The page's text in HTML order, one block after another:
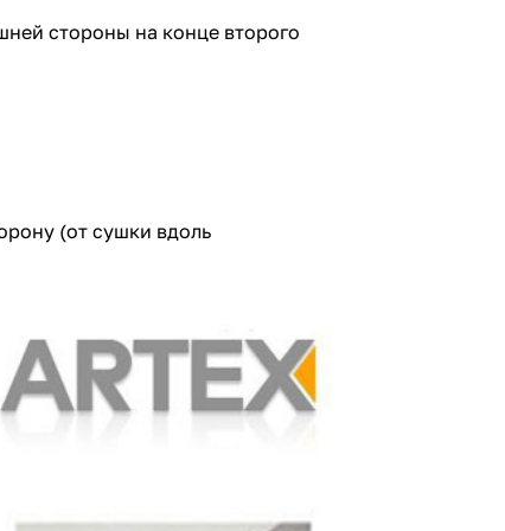
стороны на конце второго
(от сушки вдоль